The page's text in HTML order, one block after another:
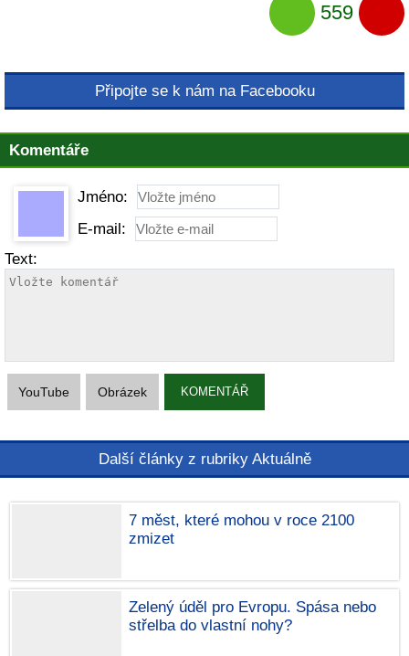
559
Připojte se k nám na Facebooku
Komentáře
Jméno:
E-mail:
Text:
YouTube Obrázek KOMENTÁŘ
Další články z rubriky Aktuálně
7 měst, které mohou v roce 2100
zmizet
Zelený úděl pro Evropu. Spása nebo
střelba do vlastní nohy?